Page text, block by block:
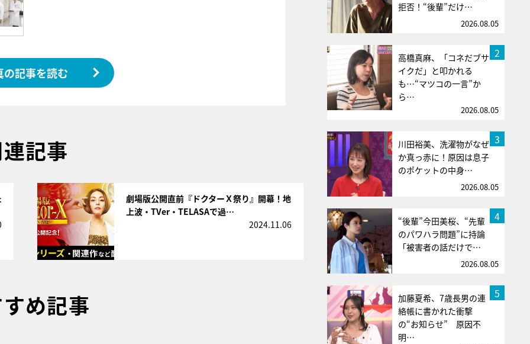
の記事を読む
記事
劇場版公開直前『ドクターＸ祭り』開幕！地
上波・TVer・TELASAで過…
2024.11.06
め記事
拒否！“後輩”だけ…
2026.08.05
2
高橋真麻、「コネだブサ
イクだ」と叩かれる
も…“マツコの一言”か
ら…
2026.08.05
3
川田裕美、洗濯物がなぜ
か真っ赤に！原因は息子
のポケットの中身…
2026.08.05
4
“後輩”今田美桜、“先輩
のパワハラ問題”に持論
「被害者の話だけで…
2026.08.05
5
加藤夏希、7歳長男の連
絡帳に書かれた衝撃
の“お知らせ” 原因不
明…